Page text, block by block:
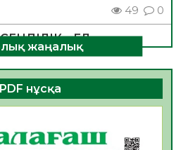
49 0
– ЕЛ
47 0
– БОЛАШАҚҚА
ТАҢДАУ
жаңалық
PDF нұсқа